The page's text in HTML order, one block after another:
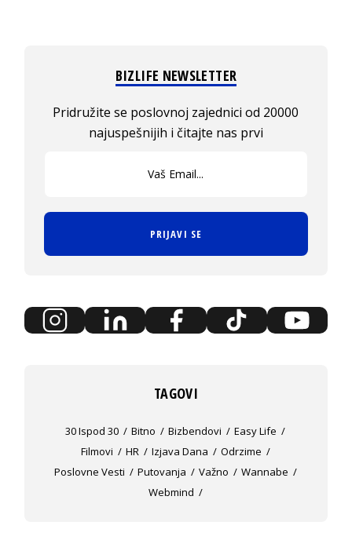
BIZLIFE NEWSLETTER
Pridružite se poslovnoj zajednici od 20000
najuspešnijih i čitajte nas prvi
PRIJAVI SE
TAGOVI
30 Ispod 30 Bitno Bizbendovi
Easy Life
Filmovi
HR Izjava Dana
Odrzime
Poslovne Vesti
Putovanja Važno
Wannabe
Webmind